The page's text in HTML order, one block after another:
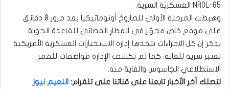
NROL-85 العسكرية السرية.
وهبطت المرحلة الأولى للصاروخ أوتوماتيكيا بعد مرور 8 دقائق
على موقع خاص مجهّز في المطار الفضائي للقاعدة الجوية.
يذكر إن كل الاجراءات تتخذها إدارة الاستخبارات العسكرية الأمريكية
تعتبر سرية للغاية. كما لم تكشف الإدارة مواصفات للقمر
الاستطلاعي الجاسوس والغاية منه.
لتصلك آخر الأخبار تابعنا على قناتنا على تلغرام: النعيم نيوز